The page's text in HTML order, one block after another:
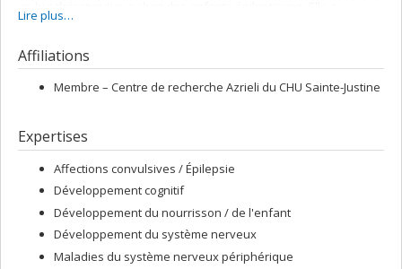
également étudié les effets cognitifs de l'épilepsie de l'enfant. Plus
des commotions cérébrales chez les joueurs de la Ligue nationale
de hockey l'a conduite à élaborer, avec des chercheurs de
l’Université McGill, un programme de recherche sur les
Directrice scientifique du Fonds de recherche du Québec – Nature
et technologies depuis plus de six ans, Maryse Lassonde a
travaillé à la bonification de ses programmes et à la promotion de
ses activités de recherche, en plus d'avoir été l’instigatrice de
plusieurs partenariats internationaux. Elle a également été à
l’origine de plusieurs programmes et initiatives pour assurer une
présence accrue des femmes en sciences et en génie tant dans
les collèges et les universités que dans le secteur privé.
Lire plus…
Affiliations
Membre – Centre de recherche Azrieli du CHU Sainte-Justine
Expertises
Affections convulsives / Épilepsie
Développement cognitif
Développement du nourrisson / de l'enfant
Développement du système nerveux
Maladies du système nerveux périphérique